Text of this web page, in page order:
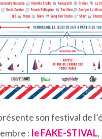
son festival de
: le FAKE-STIVAL,